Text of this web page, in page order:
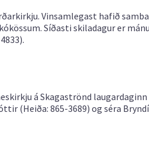
Vinsamlegast hafið
Síðasti skiladagur er
á Skagaströnd
(Heiða: 865-3689) og séra